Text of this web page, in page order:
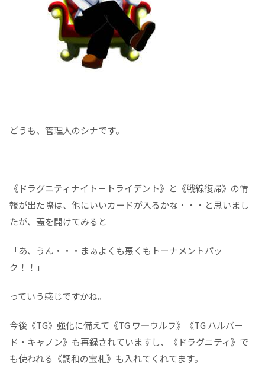
どうも、管理人のシナです。
《ドラグニティナイト－トライデント》と《戦線復帰》の情
報が出た際は、他にいいカードが入るかな・・・と思いまし
たが、蓋を開けてみると
「あ、うん・・・まぁよくも悪くもトーナメントパッ
ク！！」
っていう感じですかね。
今後《TG》強化に備えて《TG ワ―ウルフ》《TG ハルバー
ド・キャノン》も再録されていますし、《ドラグニティ》で
も使われる《調和の宝札》も入れてくれてます。